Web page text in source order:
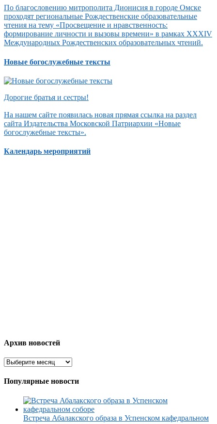
По благословению митрополита Дионисия в городе Омске
проходят региональные Рождественские образовательные
чтения на тему «Просвещение и нравственность:
формирование личности и вызовы времени» в рамках XXXIV
Международных Рождественских образовательных чтений.
Новые богослужебные тексты
Дорогие братья и сестры!
На нашем сайте появилась новая прямая ссылка на раздел
сайта Издательства Московской Патриархии «Новые
богослужебные тексты».
Календарь мероприятий
Архив новостей
Популярные новости
Встреча Абалакского образа в Успенском кафедральном